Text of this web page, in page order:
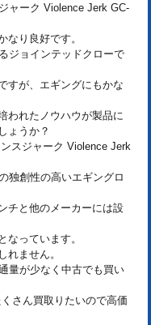
ャーク Violence Jerk GC-
なり良好です。
ジョインテッドクローで
すが、エギングにもかな
われたノウハウが製品に
ょうか？
スジャーク Violence Jerk
独創性の高いエギングロ
チと他のメーカーには設
なっています。
れません。
量が少なく中古でも買い
さん買取りたいので高価